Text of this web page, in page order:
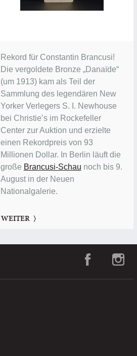
Rekord für Constantin Brancusi!
Die vergoldete Bronze „Danaïde“
(um 1913) kam als Teil der
Sammlung des legendären New
Yorker Verlegers S. I. Newhouse
bei Christie’s im Rockefeller
Center zur Auktion und erzielte
einen Rekordpreis von 93
Millionen Dollar. In Berlin läuft die
große Brancusi-Schau noch bis 9.
August in der Neuen
Nationalgalerie.
WEITER